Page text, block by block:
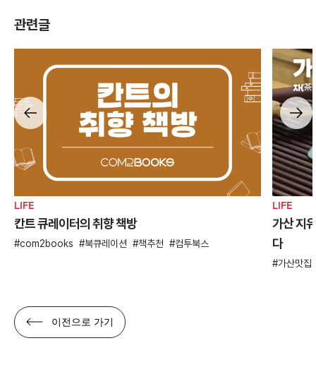
관련글
LIFE
칸트 큐레이터의 취향 책방
com2books 북큐레이션 책추천 컴투북스
LIFE
가산 지
다
가산맛집
이전으로 가기